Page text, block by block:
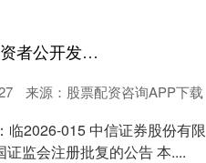
牛盈宝 中信证券股份有限公司 关于向专业投资者公开发行公司债券 获得中国证监会注册批复的公告
来源：股票配资咨询APP下载
临2026-015 中信证券股份有限
监会注册批复的公告 本....